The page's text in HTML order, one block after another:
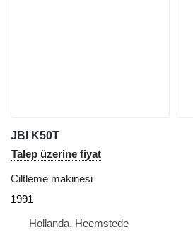
JBI K50T
Talep üzerine fiyat
Ciltleme makinesi
1991
Hollanda, Heemstede